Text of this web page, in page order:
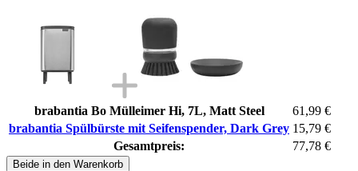
brabantia Bo Mülleimer Hi, 7L, Matt Steel
61,99 €
brabantia Spülbürste mit Seifenspender, Dark Grey 15,79 €
Gesamtpreis:
77,78 €
Beide in den Warenkorb